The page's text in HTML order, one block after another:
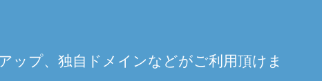
ップ、独自ドメインなどがご利用頂けま